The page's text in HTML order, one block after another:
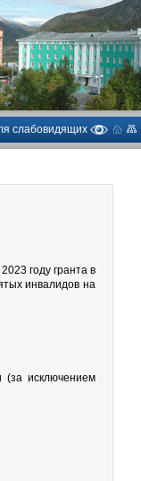
слабовидящих
году гранта в
инвалидов на
(за исключением